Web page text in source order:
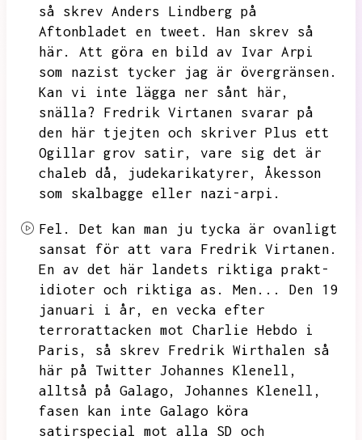
så skrev Anders Lindberg på
Aftonbladet en tweet.
Han skrev så
här.
Att göra en bild av Ivar Arpi
som nazist tycker jag är övergränsen.
Kan vi inte lägga ner sånt här,
snälla?
Fredrik Virtanen svarar på
den här tjejten och skriver Plus ett
Ogillar grov satir,
vare sig det är
chaleb då,
judekarikatyrer,
Åkesson
som skalbagge eller nazi-arpi.
Fel.
Det kan man ju tycka är ovanligt
sansat för att vara Fredrik Virtanen.
En av det här landets riktiga prakt-
idioter och riktiga as.
Men...
Den 19
januari i år,
en vecka efter
terrorattacken mot Charlie Hebdo i
Paris,
så skrev Fredrik Wirthalen så
här på Twitter Johannes Klenell,
alltså på Galago,
Johannes Klenell,
fasen kan inte Galago köra
satirspecial mot alla SD och